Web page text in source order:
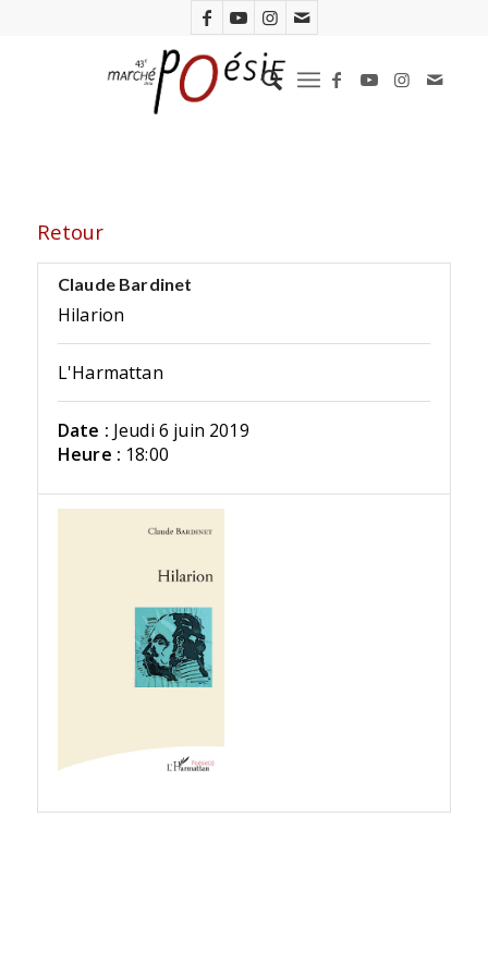
Retour
Claude Bardinet
Hilarion
L'Harmattan
Date : Jeudi 6 juin 2019
Heure : 18:00